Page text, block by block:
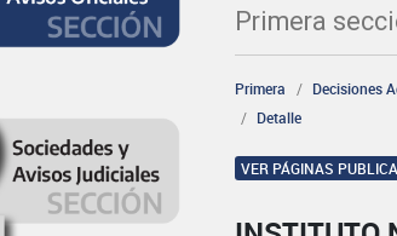
Primera
Primera
Decisiones
Detalle
VER PÁGINAS